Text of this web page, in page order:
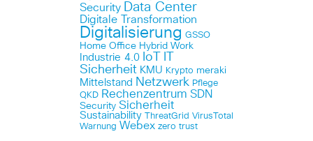
Security Data Center
Digitale Transformation
Digitalisierung GSSO
Home Office Hybrid Work
Industrie 4.0 IoT
Sicherheit KMU Krypto meraki
Mittelstand Netzwerk Pflege
QKD Rechenzentrum SDN
Security Sicherheit
Sustainability ThreatGrid VirusTotal
Warnung Webex zero trust